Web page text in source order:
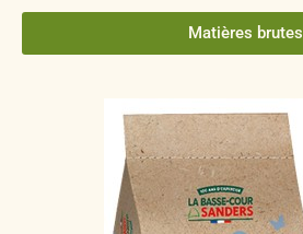
Matières brutes